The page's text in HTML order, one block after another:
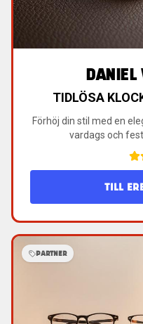
DANIEL
TIDLÖSA
Förhöj din stil med en
vardags och
TILL
PARTNER